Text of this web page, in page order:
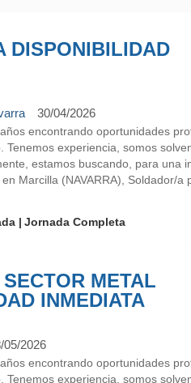
DISPONIBILIDAD
30/04/2026
encontrando oportunidades
Tenemos experiencia, somos
estamos buscando, para una
Marcilla (NAVARRA), Soldador/a
Jornada Completa
METAL
INMEDIATA
05/2026
encontrando oportunidades
Tenemos experiencia, somos